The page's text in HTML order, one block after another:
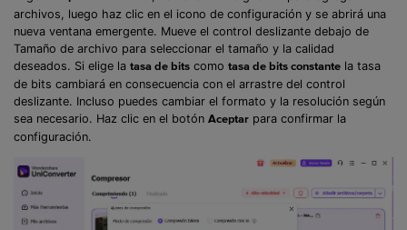
archivos, luego haz clic en el icono de configuración y se abrirá una
nueva ventana emergente. Mueve el control deslizante debajo de
Tamaño de archivo para seleccionar el tamaño y la calidad
deseados. Si elige la tasa de bits como tasa de bits constante la tasa
de bits cambiará en consecuencia con el arrastre del control
deslizante. Incluso puedes cambiar el formato y la resolución según
sea necesario. Haz clic en el botón Aceptar para confirmar la
configuración.